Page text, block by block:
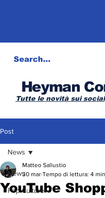
Heyman
Tutte le novità sui
Post
News
Pop Culture
News
YouTube
Matteo Sallustio
30 mar Tempo di lettura: 4 min